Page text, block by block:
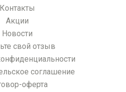
Контакты
Акции
Новости
свой отзыв
соглашение
оферта